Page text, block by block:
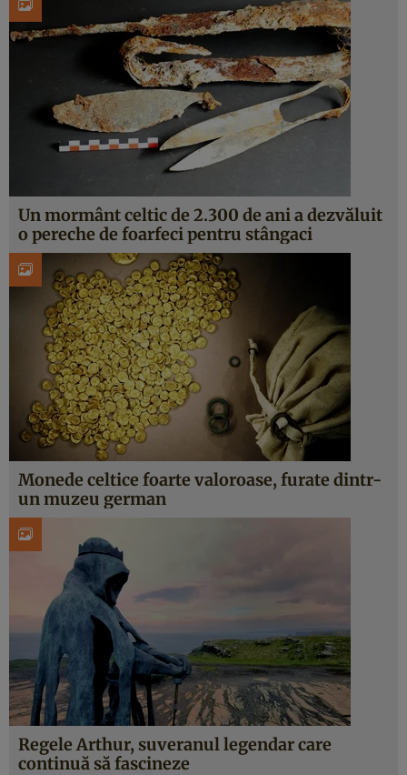
Un mormânt celtic de 2.300 de ani a dezvăluit
o pereche de foarfeci pentru stângaci
Monede celtice foarte valoroase, furate dintr-
un muzeu german
Regele Arthur, suveranul legendar care
continuă să fascineze